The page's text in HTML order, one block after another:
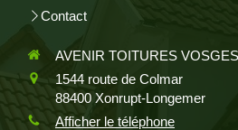
Contact
AVENIR TOITURES VOSGES
1544 route de Colmar
88400 Xonrupt-Longemer
Afficher le téléphone